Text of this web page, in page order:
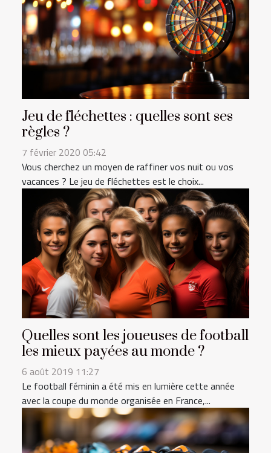
Jeu de fléchettes : quelles sont ses
règles ?
7 février 2020 05:42
Vous cherchez un moyen de raffiner vos nuit ou vos
vacances ? Le jeu de fléchettes est le choix...
Quelles sont les joueuses de football
les mieux payées au monde ?
6 août 2019 11:27
Le football féminin a été mis en lumière cette année
avec la coupe du monde organisée en France,...